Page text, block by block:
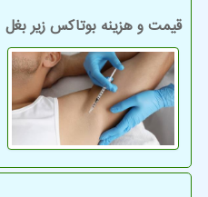
قیمت و هزینه بوتاکس زیر بغل